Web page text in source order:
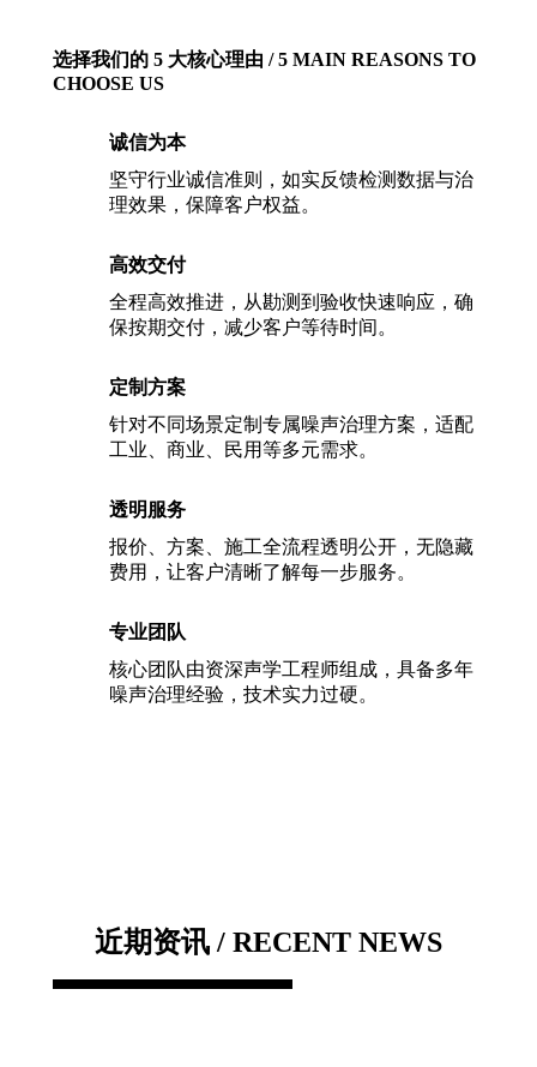
选择我们的 5 大核心理由 / 5 MAIN REASONS TO
CHOOSE US
诚信为本
坚守行业诚信准则，如实反馈检测数据与治
理效果，保障客户权益。
高效交付
全程高效推进，从勘测到验收快速响应，确
保按期交付，减少客户等待时间。
定制方案
针对不同场景定制专属噪声治理方案，适配
工业、商业、民用等多元需求。
透明服务
报价、方案、施工全流程透明公开，无隐藏
费用，让客户清晰了解每一步服务。
专业团队
核心团队由资深声学工程师组成，具备多年
噪声治理经验，技术实力过硬。
近期资讯 / RECENT NEWS